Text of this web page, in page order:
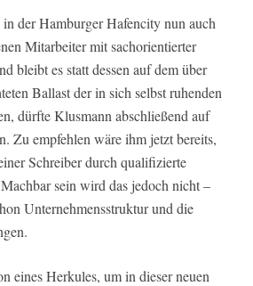
der Hamburger Hafencity nun auch
Mitarbeiter mit sachorientierter
bleibt es statt dessen auf dem über
Ballast der in sich selbst ruhenden
dürfte Klusmann abschließend auf
Zu empfehlen wäre ihm jetzt bereits,
Schreiber durch qualifizierte
sein wird das jedoch nicht –
Unternehmensstruktur und die
eines Herkules, um in dieser neuen